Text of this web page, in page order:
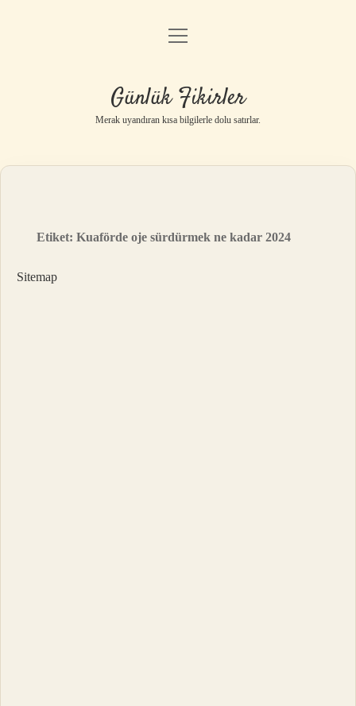
Anasayfa
Yasal Uyarı
menüyü
Günlük Fikirler
Merak uyandıran kısa bilgilerle dolu satırlar.
Etiket:Kuaförde oje sürdürmek ne kadar 2024
Sitemap